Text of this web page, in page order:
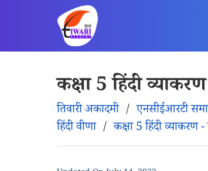
कक्षा 5 हिंदी
तिवारी अकादमी/एनसीईआरटी
हिंदी वीणा/कक्षा 5 हिंदी व्याकरण -